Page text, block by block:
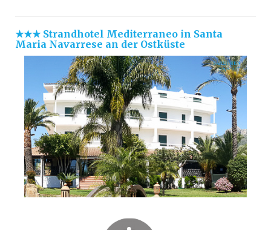
★★★ Strandhotel Mediterraneo in Santa
Maria Navarrese an der Ostküste